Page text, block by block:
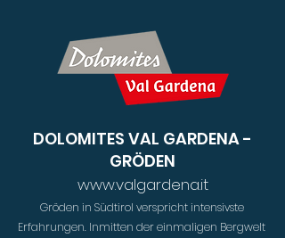
DOLOMITES VAL GARDENA -
GRÖDEN
www.valgardena.it
Gröden in Südtirol verspricht intensivste
Erfahrungen. Inmitten der einmaligen Bergwelt